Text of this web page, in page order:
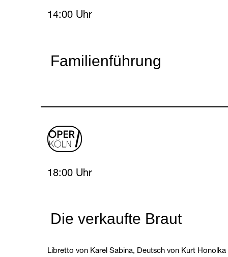
Familienführung
Sunday, 25 April 2027
14:00 Uhr
Die verkaufte Braut
Libretto von Karel Sabina, Deutsch von Kurt Honolka
Sunday, 25 April 2027
18:00 Uhr
oper